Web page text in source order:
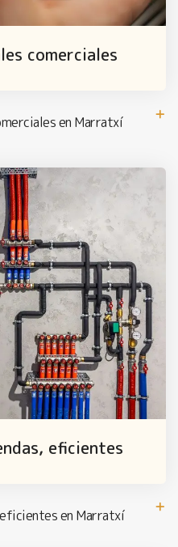
comerciales
en Marratxí
eficientes
en Marratxí